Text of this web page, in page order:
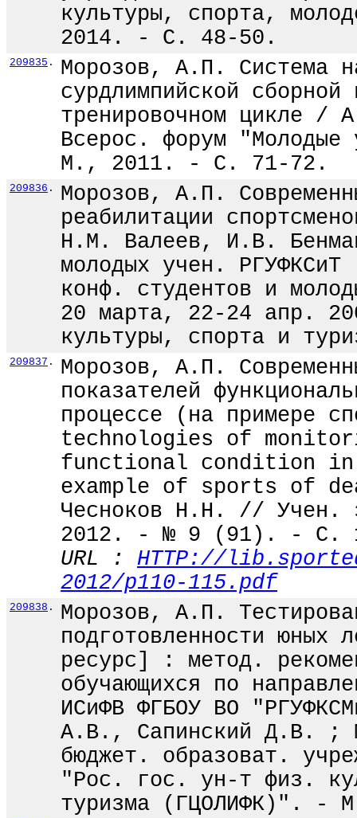
культуры, спорта,
2014. - С. 48-50.
209835 .
Морозов, А.П. Система
сурдлимпийской
тренировочном цикле
Всерос. форум
М., 2011. - С. 71-72.
209836 .
Морозов, А.П.
реабилитации
Н.М. Валеев, И.В.
молодых учен.
конф. студентов и
20 марта, 22-24 апр.
культуры, спорта и
209837 .
Морозов, А.П.
показателей
процессе (на примере
technologies of
functional condition
example of sports of
Чесноков Н.Н. // Учен.
2012. - № 9 (91). - С.
URL : HTTP://
2012/p110-115.pdf
209838 .
Морозов, А.П.
подготовленности юных
ресурс] : метод.
обучающихся по
ИСиФВ ФГБОУ ВО
А.В., Сапинский Д.В. ;
бюджет. образоват.
"Рос. гос. ун-т физ.
туризма (ГЦОЛИФК)". -